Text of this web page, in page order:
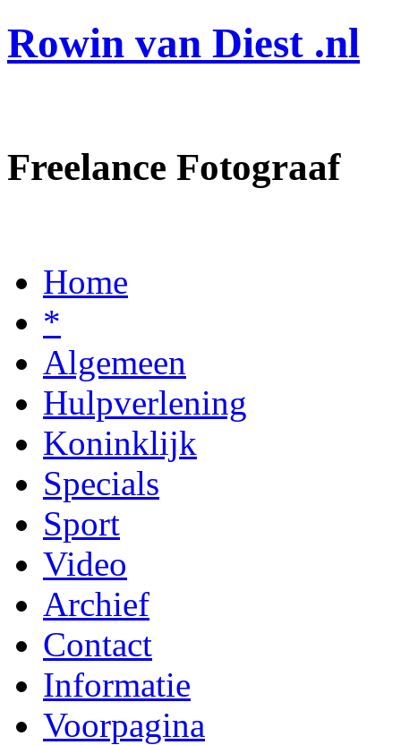
Rowin van Diest .nl
Freelance Fotograaf
Home
*
Algemeen
Hulpverlening
Koninklijk
Specials
Sport
Video
Archief
Contact
Informatie
Voorpagina